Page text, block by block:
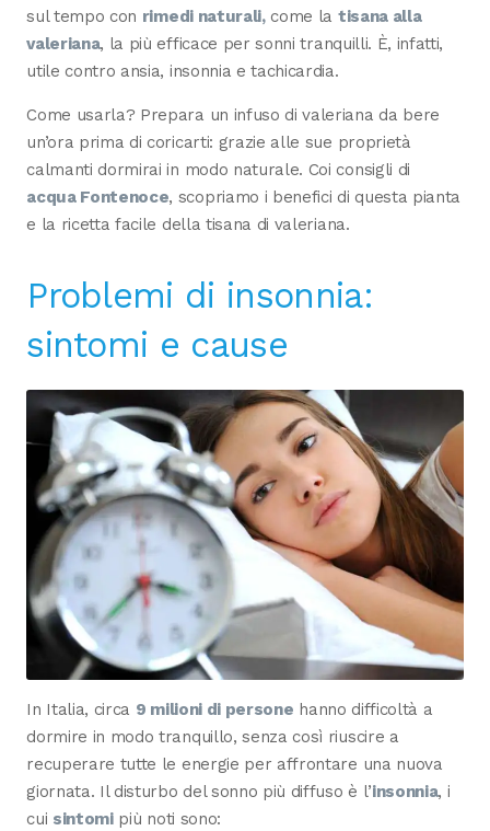
sul tempo con rimedi naturali,come la tisana alla
valeriana, la più efficace per sonni tranquilli. È, infatti,
utile contro ansia, insonnia e tachicardia.
Come usarla? Prepara un infuso di valeriana da bere
un’ora prima di coricarti: grazie alle sue proprietà
calmanti dormirai in modo naturale. Coi consigli di
acqua Fontenoce, scopriamo i benefici di questa pianta
e la ricetta facile della tisana di valeriana.
Problemi di insonnia:
sintomi e cause
In Italia, circa 9 milioni di persone hanno difficoltà a
dormire in modo tranquillo, senza così riuscire a
recuperare tutte le energie per affrontare una nuova
giornata. Il disturbo del sonno più diffuso è l’insonnia, i
cui sintomipiù noti sono: